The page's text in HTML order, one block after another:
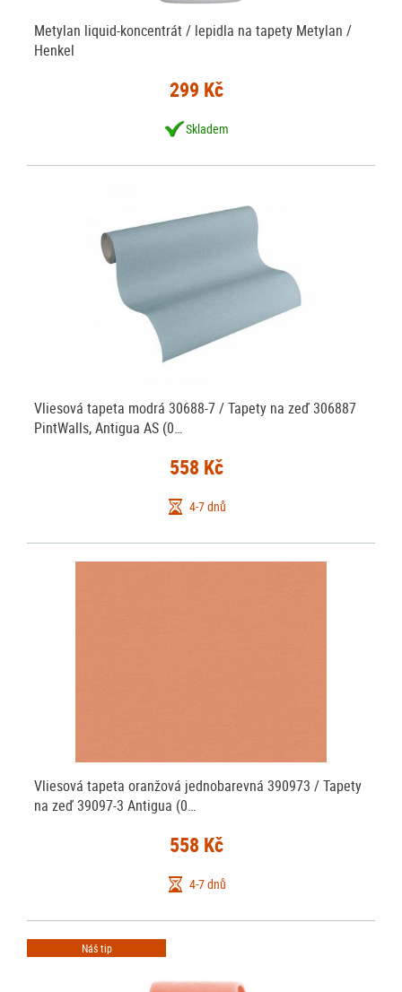
Metylan liquid-koncentrát / lepidla na tapety Metylan /
Henkel
299 Kč
Skladem
Vliesová tapeta modrá 30688-7 / Tapety na zeď 306887
PintWalls, Antigua AS (0…
558 Kč
4-7 dnů
Vliesová tapeta oranžová jednobarevná 390973 / Tapety
na zeď 39097-3 Antigua (0…
558 Kč
4-7 dnů
Náš tip